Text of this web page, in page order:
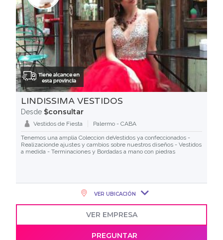
LINDISSIMA VESTIDOS
Desde $consultar
Vestidos de Fiesta
Palermo - CABA
Tenemos una amplia Coleccion deVestidos ya confeccionados -
Realizacionde ajustes y cambios sobre nuestros diseños - Vestidos
a medida - Terminaciones y Bordadas a mano con piedras
VER UBICACIÓN
VER EMPRESA
PREGUNTAR